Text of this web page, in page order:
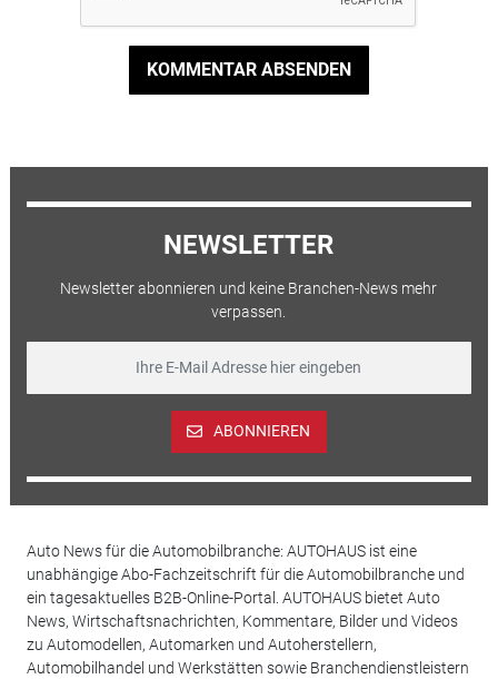
KOMMENTAR ABSENDEN
NEWSLETTER
Newsletter abonnieren und keine Branchen-News mehr
verpassen.
ABONNIEREN
Auto News für die Automobilbranche: AUTOHAUS ist eine
unabhängige Abo-Fachzeitschrift für die Automobilbranche und
ein tagesaktuelles B2B-Online-Portal. AUTOHAUS bietet Auto
News, Wirtschaftsnachrichten, Kommentare, Bilder und Videos
zu Automodellen, Automarken und Autoherstellern,
Automobilhandel und Werkstätten sowie Branchendienstleistern